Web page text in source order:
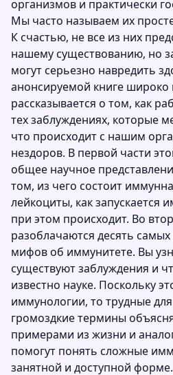
организмов и практически
Мы часто называем их
К счастью, не все из них
нашему существованию, но
могут серьезно навредить
анонсируемой книге широко
рассказывается о том, как
тех заблуждениях, которые
что происходит с нашим
нездоров. В первой части
общее научное
том, из чего состоит
лейкоциты, как запускается
при этом происходит. Во
разоблачаются десять
мифов об иммунитете. Вы
существуют заблуждения и
известно науке. Поскольку
иммунологии, то трудные
громоздкие термины
примерами из жизни и
помогут понять сложные
занятной и доступной форме.